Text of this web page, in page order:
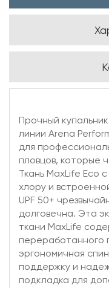
Прочный
линии Arena
для
пловцов, которые
Ткань MaxLife Eco
хлору и
UPF 50+
долговечна. Эта
ткани MaxLife
переработанного
эргономичная
поддержку и
подкладка для